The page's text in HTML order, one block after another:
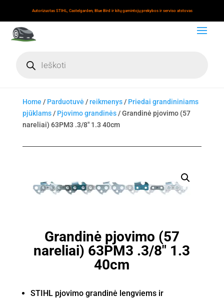
Autorizuotas STIHL, Castelgarden, Blue Bird ir kitų gamintojų prekybos ir serviso atstovas
search
Home / Parduotuvė /reikmenys/ Priedai grandininiams
pjūklams/ Pjovimo grandinės/ Grandinė pjovimo (57
nareliai) 63PM3 .3/8" 1.3 40cm
Grandinė pjovimo (57
nareliai) 63PM3 .3/8" 1.3
40cm
STIHL pjovimo grandinė lengviems ir